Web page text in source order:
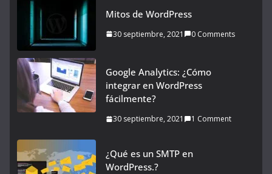
Mitos de WordPress
30 septiembre, 2021 0 Comments
Google Analytics: ¿Cómo
integrar en WordPress
fácilmente?
30 septiembre, 2021 1 Comment
¿Qué es un SMTP en
WordPress.?